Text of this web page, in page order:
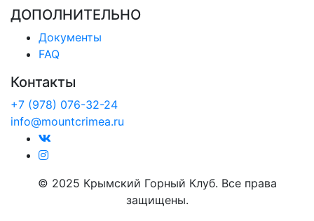
ДОПОЛНИТЕЛЬНО
Документы
FAQ
Контакты
+7 (978) 076-32-24
info@mountcrimea.ru
© 2025 Крымский Горный Клуб. Все права
защищены.